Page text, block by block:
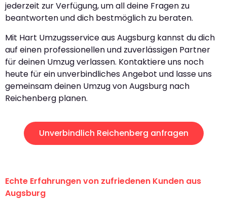
jederzeit zur Verfügung, um all deine Fragen zu
beantworten und dich bestmöglich zu beraten.
Mit Hart Umzugsservice aus Augsburg kannst du dich
auf einen professionellen und zuverlässigen Partner
für deinen Umzug verlassen. Kontaktiere uns noch
heute für ein unverbindliches Angebot und lasse uns
gemeinsam deinen Umzug von Augsburg nach
Reichenberg planen.
Unverbindlich Reichenberg anfragen
Echte Erfahrungen von zufriedenen Kunden aus
Augsburg